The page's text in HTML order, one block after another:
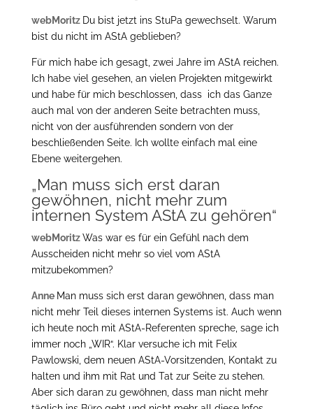
webMoritz Du bist jetzt ins StuPa gewechselt. Warum
bist du nicht im AStA geblieben?
Für mich habe ich gesagt, zwei Jahre im AStA reichen.
Ich habe viel gesehen, an vielen Projekten mitgewirkt
und habe für mich beschlossen, dass ich das Ganze
auch mal von der anderen Seite betrachten muss,
nicht von der ausführenden sondern von der
beschließenden Seite. Ich wollte einfach mal eine
Ebene weitergehen.
„Man muss sich erst daran
gewöhnen, nicht mehr zum
internen System AStA zu gehören“
webMoritzWas war es für ein Gefühl nach dem
Ausscheiden nicht mehr so viel vom AStA
mitzubekommen?
Anne Man muss sich erst daran gewöhnen, dass man
nicht mehr Teil dieses internen Systems ist. Auch wenn
ich heute noch mit AStA-Referenten spreche, sage ich
immer noch „WIR“. Klar versuche ich mit Felix
Pawlowski, dem neuen AStA-Vorsitzenden, Kontakt zu
halten und ihm mit Rat und Tat zur Seite zu stehen.
Aber sich daran zu gewöhnen, dass man nicht mehr